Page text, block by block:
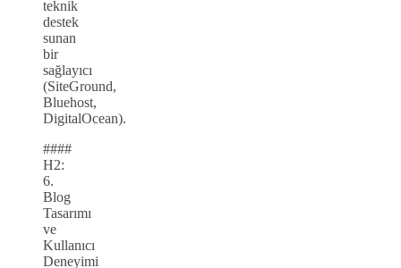
teknik
destek
sunan
bir
sağlayıcı
(SiteGround,
Bluehost,
DigitalOcean).
####
H2:
6.
Blog
Tasarımı
ve
Kullanıcı
Deneyimi